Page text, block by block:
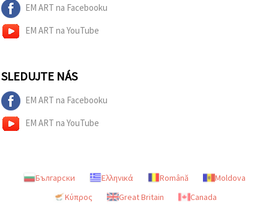
EM ART na Facebooku
EM ART na YouTube
SLEDUJTE NÁS
EM ART na Facebooku
EM ART na YouTube
Български Ελληνικά Română
Moldova
Κύπρος
Great Britain Canada